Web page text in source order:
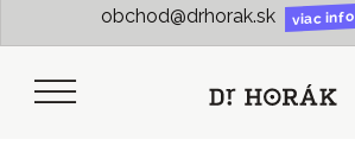
obchod@drhorak.sk
viac info